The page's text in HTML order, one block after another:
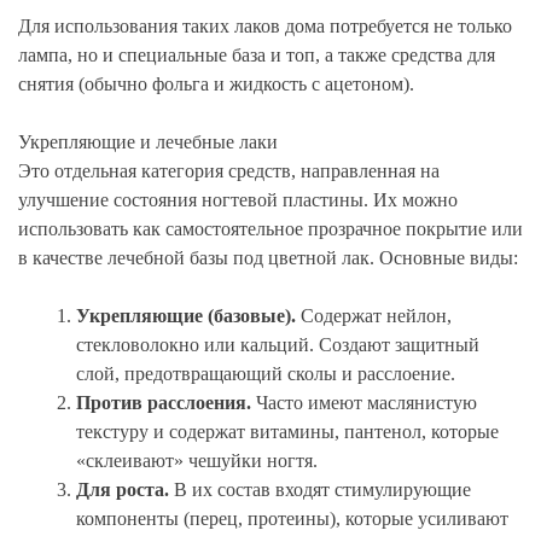
Для использования таких лаков дома потребуется не только
лампа, но и специальные база и топ, а также средства для
снятия (обычно фольга и жидкость с ацетоном).
Укрепляющие и лечебные лаки
Это отдельная категория средств, направленная на
улучшение состояния ногтевой пластины. Их можно
использовать как самостоятельное прозрачное покрытие или
в качестве лечебной базы под цветной лак. Основные виды:
Укрепляющие (базовые). Содержат нейлон,
стекловолокно или кальций. Создают защитный
слой, предотвращающий сколы и расслоение.
Против расслоения. Часто имеют маслянистую
текстуру и содержат витамины, пантенол, которые
«склеивают» чешуйки ногтя.
Для роста. В их состав входят стимулирующие
компоненты (перец, протеины), которые усиливают